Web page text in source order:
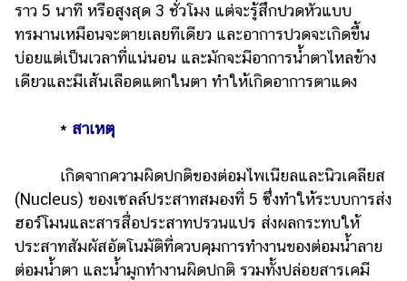
ราว 5 นาที หรือสูงสุด 3 ชั่วโมง แต่จะรู้สึกปวดหัวแบบ
ทรมานเหมือนจะตายเลยทีเดียว และอาการปวดจะเกิดขึ้น
บ่อยแต่เป็นเวลาที่แน่นอน และมักจะมีอาการน้ำตาไหลข้าง
เดียวและมีเส้นเลือดแตกในตา ทำให้เกิดอาการตาแดง
* สาเหตุ
เกิดจากความผิดปกติของต่อมไพเนียลและนิวเคลียส
(Nucleus) ของเซลล์ประสาทสมองที่ 5 ซึ่งทำให้ระบบการส่ง
ฮอร์โมนและสารสื่อประสาทปรวนแปร ส่งผลกระทบให้
ประสาทสัมผัสอัตโนมัติที่ควบคุมการทำงานของต่อมน้ำลาย
ต่อมน้ำตา และน้ำมูกทำงานผิดปกติ รวมทั้งปล่อยสารเคมี